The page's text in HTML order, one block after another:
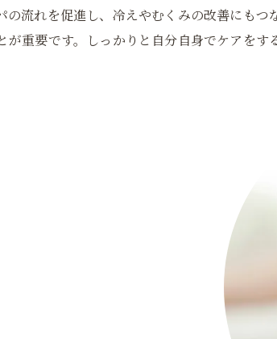
の流れを促進し、冷えやむくみの改善にも
が重要です。しっかりと自分自身でケアをす